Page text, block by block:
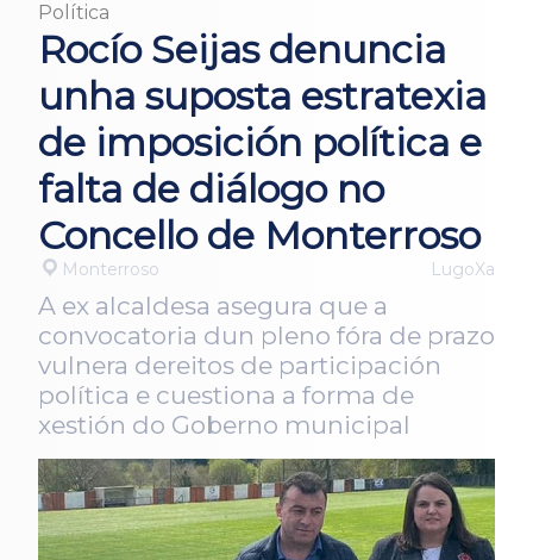
Política
Rocío Seijas denuncia
unha suposta estratexia
de imposición política e
falta de diálogo no
Concello de Monterroso
Monterroso LugoXa
A ex alcaldesa asegura que a
convocatoria dun pleno fóra de prazo
vulnera dereitos de participación
política e cuestiona a forma de
xestión do Goberno municipal